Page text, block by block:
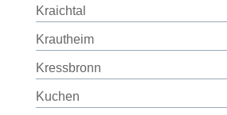
Kraichtal
Krautheim
Kressbronn
Kuchen